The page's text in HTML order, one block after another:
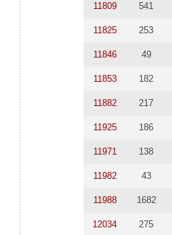
11809 541
11825 253
11846 49
11853 182
11882 217
11925 186
11971 138
11982 43
11988 1682
12034 275